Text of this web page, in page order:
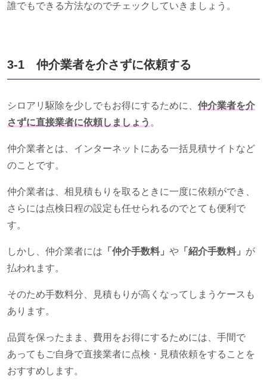
誰でもできる方法なのでチェックしていきましょう。
3-1 仲介業者を介さずに依頼する
シロアリ駆除を少しでもお得にするために、 仲介業者を介
さずに直接業者に依頼しましょう 。
仲介業者とは、インターネットにある一括見積サイトなど
のことです。
仲介業者は、相見積もりを取るときに一度に依頼ができ、
さらには点検日程の設定も任せられるのでとても便利で
す。
しかし、仲介業者には 「仲介手数料」 や 「紹介手数料」 が
払われます。
そのため手数料分、見積もりが高くなってしまうケースも
あります。
品質を保ったまま、費用をお得にするためには、手間で
あってもご自身で直接業者に点検・見積依頼をすることを
おすすめします。